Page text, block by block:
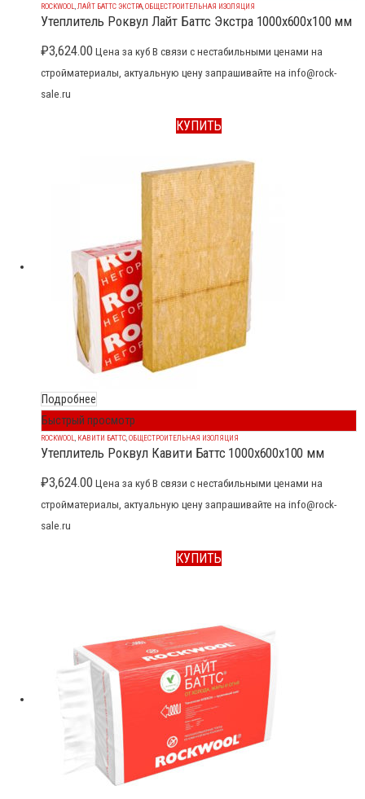
ROCKWOOL ЛАЙТ БАТТС ЭКСТРА ОБЩЕСТРОИТЕЛЬНАЯ ИЗОЛЯЦИЯ
Утеплитель Роквул Лайт Баттс Экстра 1000x600x100 мм
₽3,624.00 Цена за куб В связи с нестабильными ценами на
стройматериалы, актуальную цену запрашивайте на info@rock-
sale.ru
КУПИТЬ
Подробнее
Быстрый просмотр
ROCKWOOL, КАВИТИ БАТТС,ОБЩЕСТРОИТЕЛЬНАЯ ИЗОЛЯЦИЯ
Утеплитель Роквул Кавити Баттс 1000x600x100 мм
₽3,624.00 Цена за куб В связи с нестабильными ценами на
стройматериалы, актуальную цену запрашивайте на info@rock-
sale.ru
КУПИТЬ